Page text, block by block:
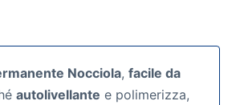
Nocciola, facile da
autolivellante e polimerizza,